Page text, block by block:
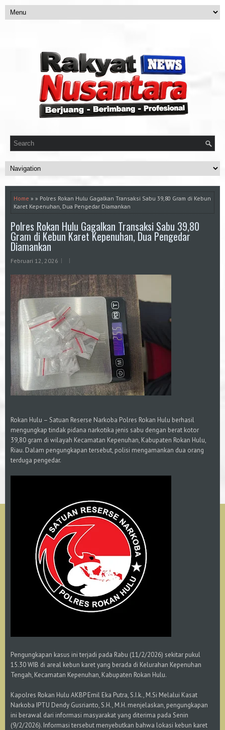
Home » » Polres Rokan Hulu Gagalkan Transaksi Sabu 39,80 Gram di Kebun
Karet Kepenuhan, Dua Pengedar Diamankan
Polres Rokan Hulu Gagalkan Transaksi Sabu 39,80
Gram di Kebun Karet Kepenuhan, Dua Pengedar
Diamankan
Februari 12, 2026
Rokan Hulu – Satuan Reserse Narkoba Polres Rokan Hulu berhasil
mengungkap tindak pidana narkotika jenis sabu dengan berat kotor
39,80 gram di wilayah Kecamatan Kepenuhan, Kabupaten Rokan Hulu,
Riau. Dalam pengungkapan tersebut, polisi mengamankan dua orang
terduga pengedar.
Pengungkapan kasus ini terjadi pada Rabu (11/2/2026) sekitar pukul
15.30 WIB di areal kebun karet yang berada di Kelurahan Kepenuhan
Tengah, Kecamatan Kepenuhan, Kabupaten Rokan Hulu.
Kapolres Rokan Hulu AKBP Emil Eka Putra, S.I.k., M.Si Melalui Kasat
Narkoba IPTU Dendy Gusrianto, S.H., M.H. menjelaskan, pengungkapan
ini berawal dari informasi masyarakat yang diterima pada Senin
(9/2/2026). Informasi tersebut menyebutkan bahwa lokasi kebun karet